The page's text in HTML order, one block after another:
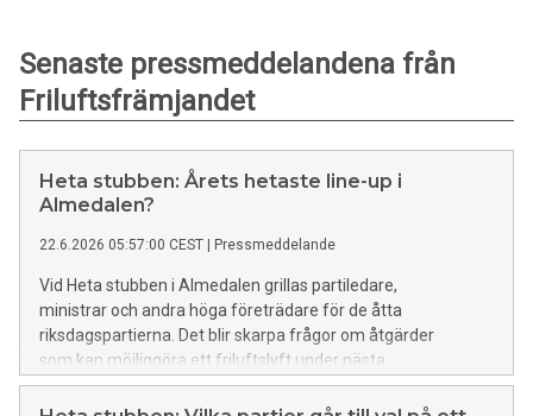
Senaste pressmeddelandena från
Friluftsfrämjandet
Heta stubben: Årets hetaste line-up i
Almedalen?
22.6.2026 05:57:00 CEST | Pressmeddelande
Vid Heta stubben i Almedalen grillas partiledare,
ministrar och andra höga företrädare för de åtta
riksdagspartierna. Det blir skarpa frågor om åtgärder
som kan möjliggöra ett friluftslyft under nästa
mandatperiod. Även ärkebiskopen, myndighetschefer,
försvarsföreträdare och makthavare